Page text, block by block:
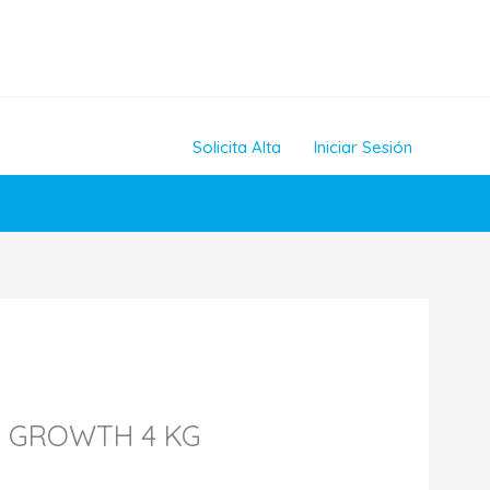
Solicita Alta Iniciar Sesión
GROWTH 4 KG